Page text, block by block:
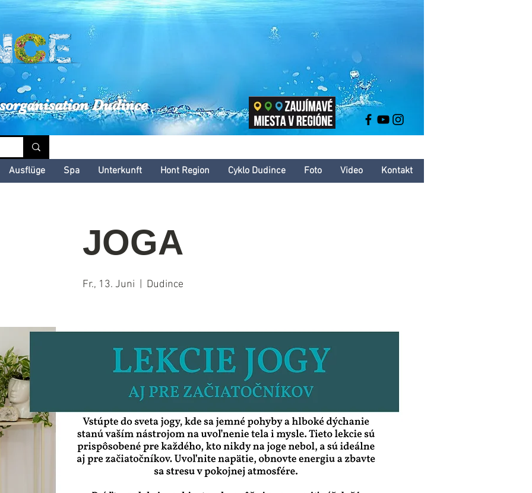
kultúrne leto
Dudince
Ausflüge Spa Unterkunft Hont Region Cyklo Dudince Foto Video Kontakt
JOGA
Fr., 13. Juni Dudince